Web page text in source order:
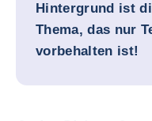
Hintergrund ist
Thema, das nur
vorbehalten ist!